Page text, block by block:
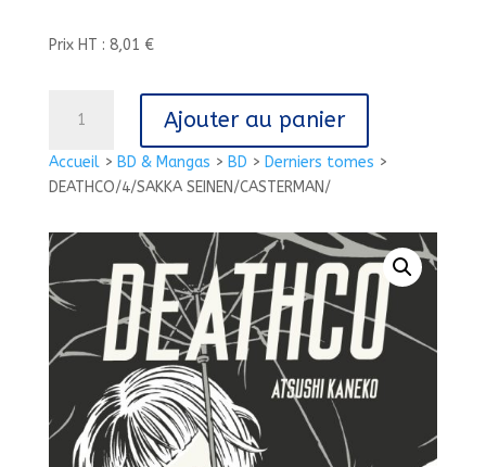
Accueil> BD & Mangas > BD > Derniers tomes >
DEATHCO/4/SAKKA SEINEN/CASTERMAN/
Prix HT : 8,01 €
DEATHCO/4/SAKKA
SEINEN/CASTERMAN/
Ajouter au panier